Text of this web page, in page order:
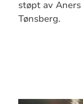
støpt av Aners
Tønsberg.